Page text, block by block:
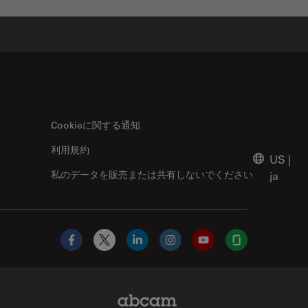
Cookieに関する通知
私のデータを販売または共有しないでください
利用規約
US |
ja
Facebook
X LinkedInInstagramYouTubeGlassdoor